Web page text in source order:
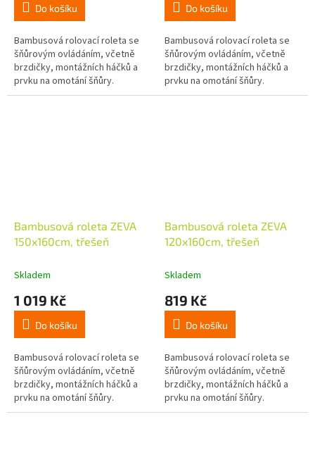
Do košíku
Bambusová rolovací roleta se
šňůrovým ovládáním, včetně
brzdičky, montážních háčků a
prvku na omotání šňůry.
Do košíku
Bambusová rolovací roleta se
šňůrovým ovládáním, včetně
brzdičky, montážních háčků a
prvku na omotání šňůry.
Bambusová roleta ZEVA
150x160cm, třešeň
Skladem
1 019 Kč
Do košíku
Bambusová rolovací roleta se
šňůrovým ovládáním, včetně
brzdičky, montážních háčků a
prvku na omotání šňůry.
Bambusová roleta ZEVA
120x160cm, třešeň
Skladem
819 Kč
Do košíku
Bambusová rolovací roleta se
šňůrovým ovládáním, včetně
brzdičky, montážních háčků a
prvku na omotání šňůry.